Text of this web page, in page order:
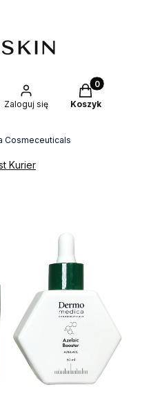
Zaloguj się
Produkty w
Koszyk
Cosmeceuticals
Kurier